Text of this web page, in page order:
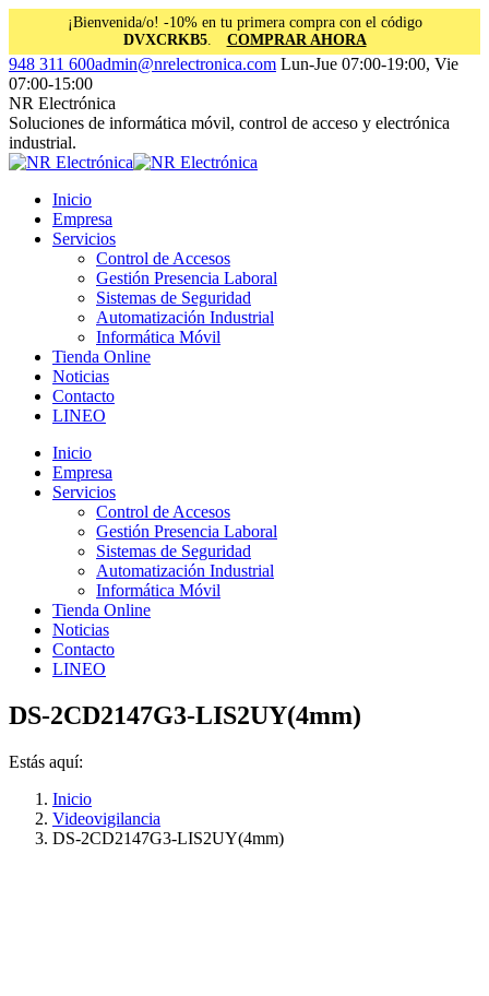
¡Bienvenida/o! -10% en tu primera compra con el código
DVXCRKB5. COMPRAR AHORA
Saltar
al
contenido
Facebook
page
opens
in
new
window
Instagram
page
opens
in
new
window
Linkedin
page
opens
in
new
window
948 311 600admin@nrelectronica.com Lun-Jue 07:00-19:00, Vie
07:00-15:00
NR Electrónica
Soluciones de informática móvil, control de acceso y electrónica
industrial.
Inicio
Empresa
Servicios
Control de Accesos
Gestión Presencia Laboral
Sistemas de Seguridad
Automatización Industrial
Informática Móvil
Tienda Online
Noticias
Contacto
LINEO
Inicio
Empresa
Servicios
Control de Accesos
Gestión Presencia Laboral
Sistemas de Seguridad
Automatización Industrial
Informática Móvil
Tienda Online
Noticias
Contacto
LINEO
DS-2CD2147G3-LIS2UY(4mm)
Estás aquí:
Inicio
Videovigilancia
DS-2CD2147G3-LIS2UY(4mm)